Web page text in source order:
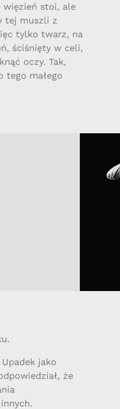
więzień stoi, ale
tej muszli z
tylko twarz, na
ściśnięty w celi,
oczy. Tak,
tego małego
jako
że